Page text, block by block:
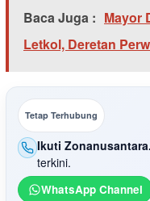
Baca Juga : Mayor
Letkol, Deretan
Tetap Terhubung
Ikuti
terkini.
WhatsApp Channel